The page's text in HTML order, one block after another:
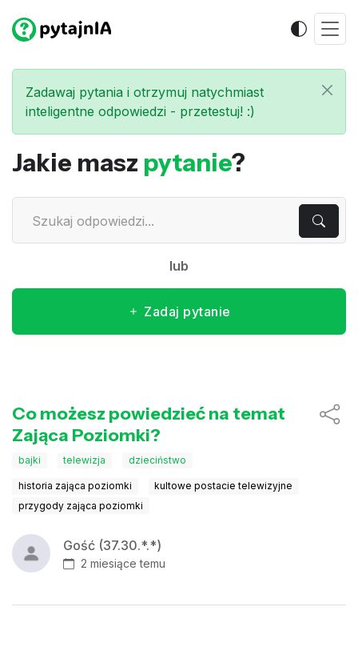
Zadawaj pytania i otrzymuj natychmiast
inteligentne odpowiedzi - przetestuj! :)
Jakie masz pytanie?
lub
Zadaj pytanie
Co możesz powiedzieć na temat
Zająca Poziomki?
bajki telewizja dzieciństwo
historia zająca poziomki
kultowe postacie telewizyjne
przygody zająca poziomki
Gość (37.30.*.*)
2 miesiące temu